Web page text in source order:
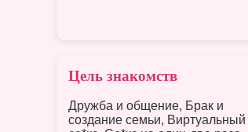
Цель знакомств
Дружба и общение, Брак и
создание семьи, Виртуальный